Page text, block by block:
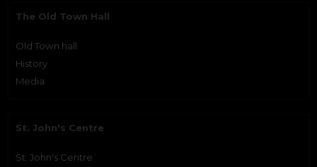
The Old Town Hall
Old Town hall
History
Media
St. John's Centre
St. John's Centre